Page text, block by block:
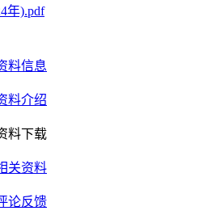
年).pdf
料信息
料介绍
料下载
关资料
论反馈